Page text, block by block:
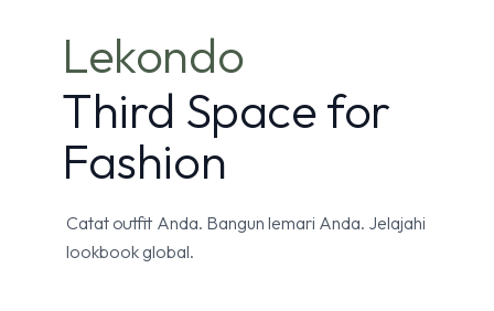
Lekondo
Third Space for
Fashion
Catat outfit Anda. Bangun lemari Anda. Jelajahi
lookbook global.